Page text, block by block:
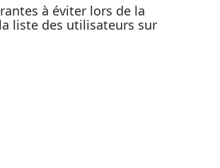
à éviter lors de la
liste des utilisateurs sur